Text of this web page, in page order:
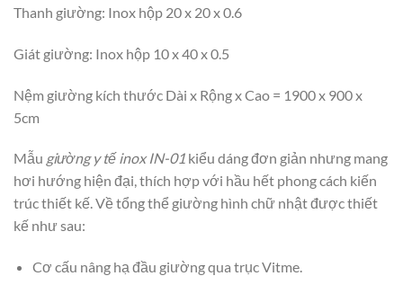
Thanh giường: Inox hộp 20 x 20 x 0.6
Giát giường: Inox hộp 10 x 40 x 0.5
Nệm giường kích thước Dài x Rộng x Cao = 1900 x 900 x
5cm
Mẫu giường y tế inox IN-01 kiểu dáng đơn giản nhưng mang
hơi hướng hiện đại, thích hợp với hầu hết phong cách kiến
trúc thiết kế. Về tổng thể giường hình chữ nhật được thiết
kế như sau:
Cơ cấu nâng hạ đầu giường qua trục Vitme.